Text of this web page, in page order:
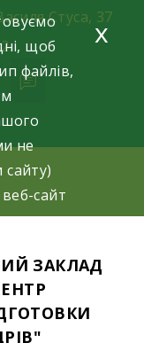
Стуса, 37
ЗАКЛАД
щоб
файлів,
не
сайт
x